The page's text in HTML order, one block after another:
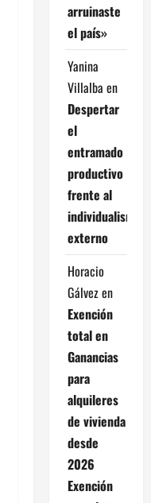
arruinaste
el país»
Yanina
Villalba en
Despertar
el
entramado
productivo
frente al
individualismo
externo
Horacio
Gálvezen
Exención
total en
Ganancias
para
alquileres
de vivienda
desde
2026
Exención